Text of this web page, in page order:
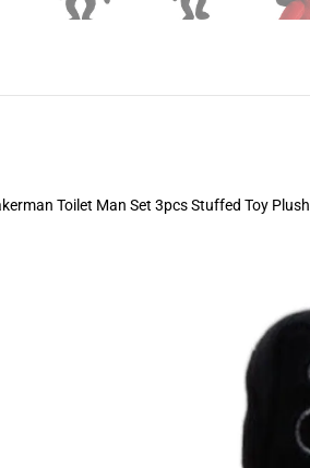
Toilet Man Set 3pcs Stuffed Toy Plush